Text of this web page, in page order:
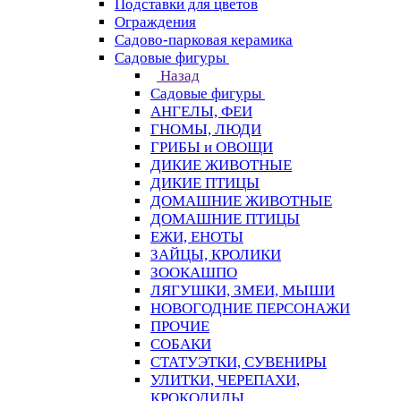
Подставки для цветов
Ограждения
Садово-парковая керамика
Садовые фигуры
Назад
Садовые фигуры
АНГЕЛЫ, ФЕИ
ГНОМЫ, ЛЮДИ
ГРИБЫ и ОВОЩИ
ДИКИЕ ЖИВОТНЫЕ
ДИКИЕ ПТИЦЫ
ДОМАШНИЕ ЖИВОТНЫЕ
ДОМАШНИЕ ПТИЦЫ
ЕЖИ, ЕНОТЫ
ЗАЙЦЫ, КРОЛИКИ
ЗООКАШПО
ЛЯГУШКИ, ЗМЕИ, МЫШИ
НОВОГОДНИЕ ПЕРСОНАЖИ
ПРОЧИЕ
СОБАКИ
СТАТУЭТКИ, СУВЕНИРЫ
УЛИТКИ, ЧЕРЕПАХИ,